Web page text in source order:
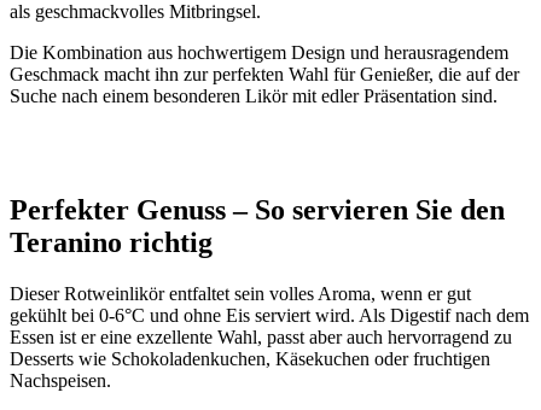
als geschmackvolles Mitbringsel.
Die Kombination aus hochwertigem Design und herausragendem
Geschmack macht ihn zur perfekten Wahl für Genießer, die auf der
Suche nach einem besonderen Likör mit edler Präsentation sind.
Perfekter Genuss – So servieren Sie den
Teranino richtig
Dieser Rotweinlikör entfaltet sein volles Aroma, wenn er gut
gekühlt bei 0-6°C und ohne Eis serviert wird. Als Digestif nach dem
Essen ist er eine exzellente Wahl, passt aber auch hervorragend zu
Desserts wie Schokoladenkuchen, Käsekuchen oder fruchtigen
Nachspeisen.